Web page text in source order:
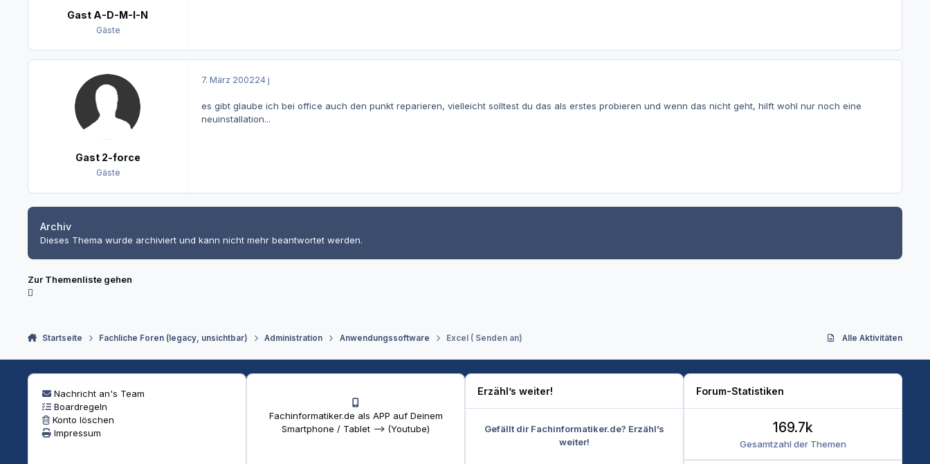
Gast A-D-M-I-N
Gäste
Gast 2-force
Gäste
7. März 200224 j
es gibt glaube ich bei office auch den punkt reparieren, vielleicht solltest du das als erstes probieren und wenn das nicht geht, hilft wohl nur noch eine
neuinstallation...
Archiv
Dieses Thema wurde archiviert und kann nicht mehr beantwortet werden.
Zur Themenliste gehen
Startseite Fachliche Foren (legacy, unsichtbar) Administration Anwendungssoftware Excel ( Senden an) Alle Aktivitäten
Nachricht an's Team
Boardregeln
Konto löschen
Impressum
Fachinformatiker.de als APP auf Deinem
Smartphone / Tablet --> (Youtube)
Erzähl’s weiter!
Gefällt dir Fachinformatiker.de? Erzähl’s
weiter!
Forum-Statistiken
Gesamtzahl der Themen
169.7k